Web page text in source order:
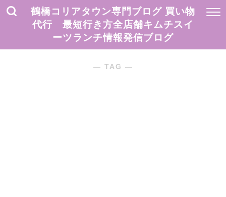
鶴橋コリアタウン専門ブログ 買い物
代行 最短行き方全店舗キムチスイ
ーツランチ情報発信ブログ
― TAG ―